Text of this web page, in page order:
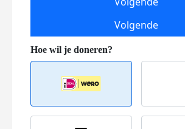
Volgende